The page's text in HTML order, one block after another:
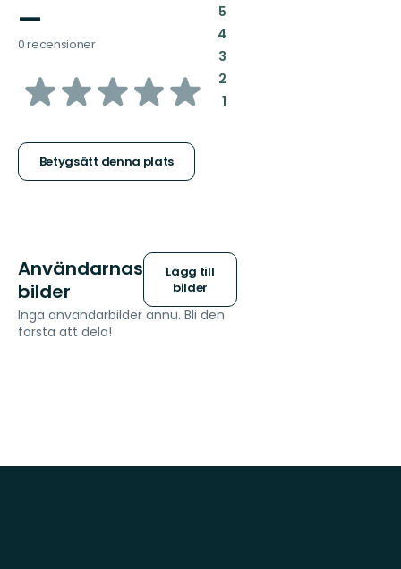
—
0 recensioner
av
stjärnor
Betygsätt denna plats
5:
4:
3:
2:
1:
Användarnas
bilder
Lägg till
bilder
Inga användarbilder ännu. Bli den
första att dela!